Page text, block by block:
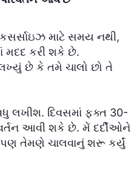
માટે સમય નથી,
મદદ કરી શકે છે.
લખ્યું છે કે તમે ચાલો છો તે
લખીશ. દિવસમાં ફક્ત 30-
આવી શકે છે. મેં દર્દીઓને
પણ તેમણે ચાલવાનું શરૂ કર્યું